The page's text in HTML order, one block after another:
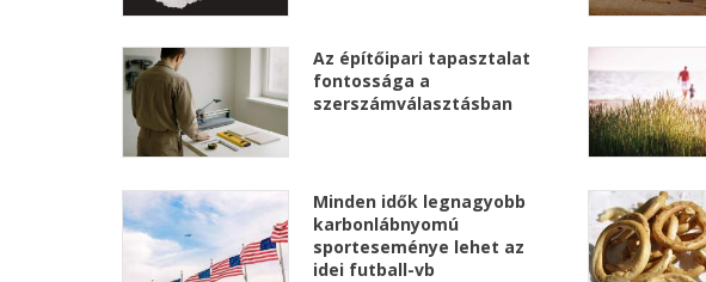
Az építőipari tapasztalat
fontossága a
szerszámválasztásban
Minden idők legnagyobb
karbonlábnyomú
sporteseménye lehet az
idei futball-vb